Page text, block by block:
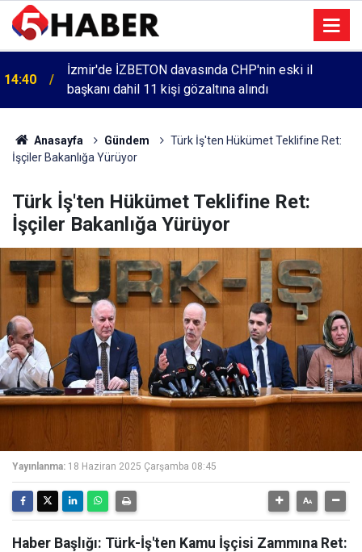
14:40
İzmir'de İZBETON davasında CHP'nin eski il
13:55
Cumartesi anneleri 1083. haftada Mehmet Özdemir
için adalet aradı
Anasayfa Gündem
Türk İş'ten Hükümet Teklifine Ret:
İşçiler Bakanlığa Yürüyor
Türk İş'ten Hükümet Teklifine Ret:
İşçiler Bakanlığa Yürüyor
Yayınlanma: 18 Haziran 2025 Çarşamba 08:45
Haber Başlığı: Türk-İş'ten Kamu İşçisi Zammına Ret: